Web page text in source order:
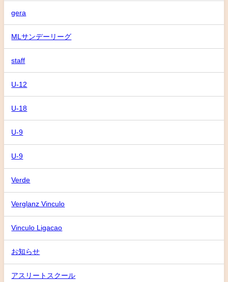
gera
MLサンデーリーグ
staff
U-12
U-18
U-9
U-9
Verde
Verglanz Vinculo
Vinculo Ligacao
お知らせ
アスリートスクール